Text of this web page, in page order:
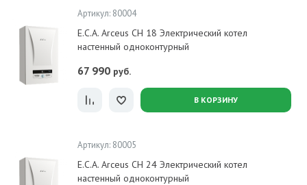
Артикул: 80004
E.C.A. Arceus CH 18 Электрический котел
настенный одноконтурный
67 990 руб.
В КОРЗИНУ
Артикул: 80005
E.C.A. Arceus CH 24 Электрический котел
настенный одноконтурный